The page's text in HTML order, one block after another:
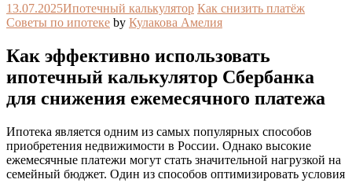
13.07.2025Ипотечный калькулятор Как снизить платёж
Советы по ипотеке by Кулакова Амелия
Как эффективно использовать
ипотечный калькулятор Сбербанка
для снижения ежемесячного платежа
Ипотека является одним из самых популярных способов
приобретения недвижимости в России. Однако высокие
ежемесячные платежи могут стать значительной нагрузкой на
семейный бюджет. Один из способов оптимизировать условия